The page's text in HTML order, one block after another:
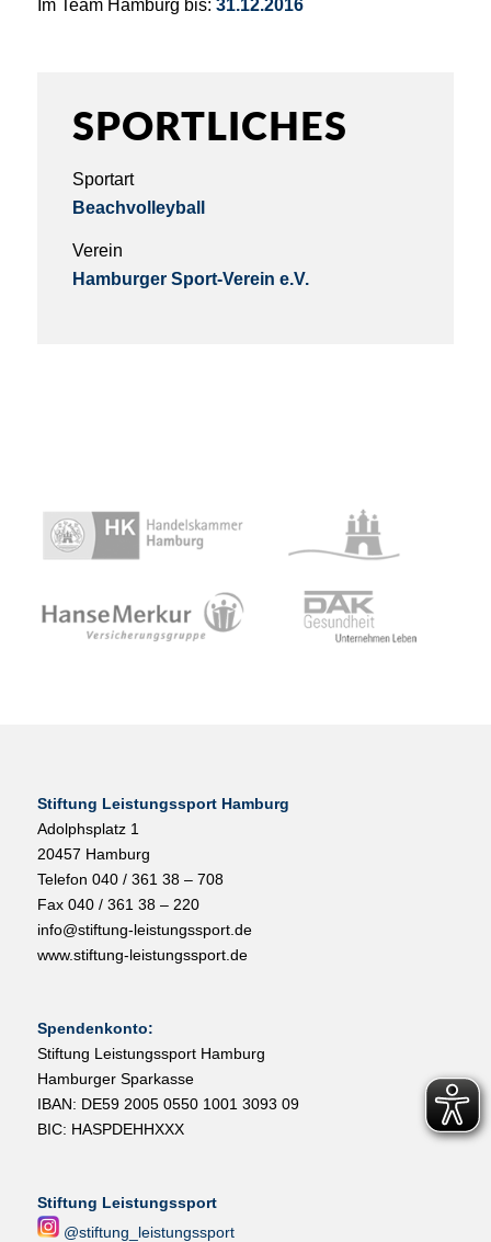
Im Team Hamburg bis: 31.12.2016
SPORTLICHES
Sportart
Beachvolleyball
Verein
Hamburger Sport-Verein e.V.
Stiftung Leistungssport Hamburg
Adolphsplatz 1
20457 Hamburg
Telefon 040 / 361 38 – 708
Fax 040 / 361 38 – 220
info@stiftung-leistungssport.de
www.stiftung-leistungssport.de
Spendenkonto:
Stiftung Leistungssport Hamburg
Hamburger Sparkasse
IBAN: DE59 2005 0550 1001 3093 09
BIC: HASPDEHHXXX
Stiftung Leistungssport
@stiftung_leistungssport